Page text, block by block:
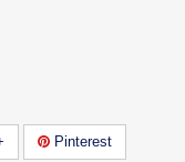
Pinterest